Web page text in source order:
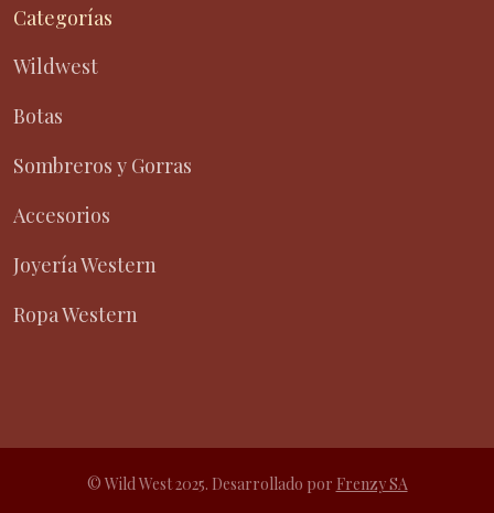
Categorías
Wildwest
Botas
Sombreros y Gorras
Accesorios
Joyería Western
Ropa Western
© Wild West 2025. Desarrollado por Frenzy SA